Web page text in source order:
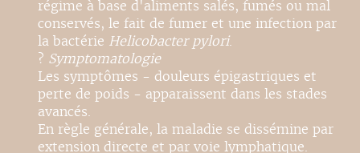
régime à base d'aliments salés, fumés ou mal
conservés, le fait de fumer et une infection par
la bactérie Helicobacter pylori.
? Symptomatologie
Les symptômes - douleurs épigastriques et
perte de poids - apparaissent dans les stades
avancés.
En règle générale, la maladie se dissémine par
extension directe et par voie lymphatique.